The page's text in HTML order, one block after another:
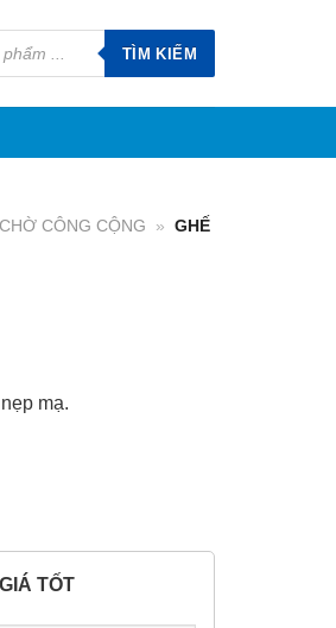
TÌM KIẾM
CÔNG CỘNG »
GHẾ
mạ.
TỐT